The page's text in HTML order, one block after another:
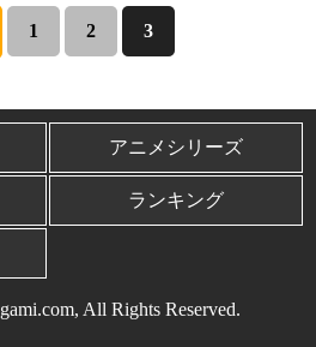
1 2 3
アニメシリーズ
ランキング
All Rights Reserved.